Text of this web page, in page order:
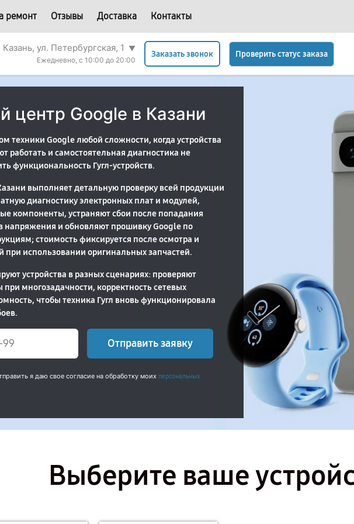
ремонт Отзывы Доставка Контакты
Казань, ул. Петербургская, 1
▼
Ежедневно, с 10:00 до 20:00
Заказать звонок Проверить статус заказа
центр Google в Казани
техники Google любой сложности, когда устройства
работать и самостоятельная диагностика не
функциональность Гугл-устройств.
выполняет детальную проверку всей продукции
диагностику электронных плат и модулей,
компоненты, устраняют сбои после попадания
напряжения и обновляют прошивку Google по
стоимость фиксируется после осмотра и
при использовании оригинальных запчастей.
устройства в разных сценариях: проверяют
при многозадачности, корректность сетевых
чтобы техника Гугл вновь функционировала
Отправить заявку
я даю свое согласие на обработку моих персональных
Выберите ваше